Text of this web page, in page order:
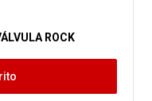
ROCK